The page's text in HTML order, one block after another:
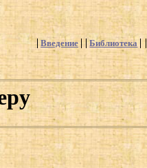
Введение
Библиотека